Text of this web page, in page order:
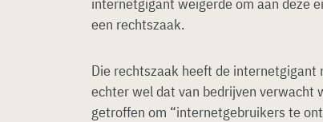
een rechtszaak.
Die rechtszaak heeft de internetgigant
echter wel dat van bedrijven verwacht
getroffen om “internetgebruikers te